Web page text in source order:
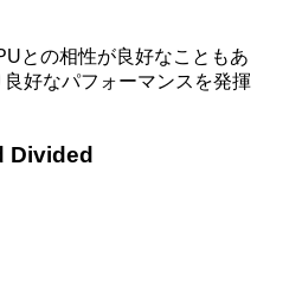
との相性が良好なこともあ
好なパフォーマンスを発揮
Divided